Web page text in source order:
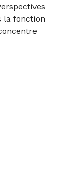
la fonction